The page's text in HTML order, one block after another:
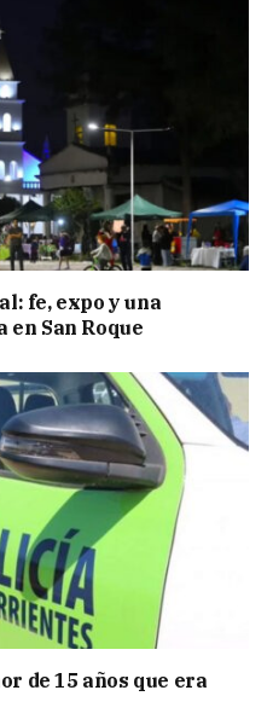
fe, expo y una
San Roque
de 15 años que era